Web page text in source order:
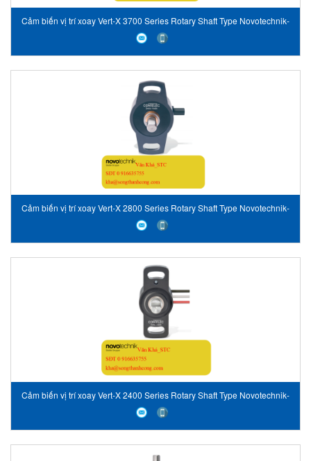
Cảm biến vị trí xoay Vert-X 3700 Series Rotary Shaft Type Novotechnik-
Vietnam
Cảm biến vị trí xoay Vert-X 2800 Series Rotary Shaft Type Novotechnik-
Vietnam
Cảm biến vị trí xoay Vert-X 2400 Series Rotary Shaft Type Novotechnik-
Vietnam